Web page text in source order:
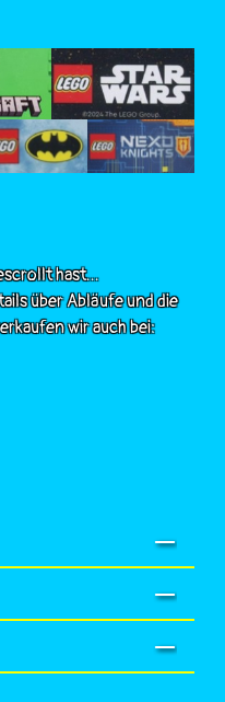
hast...
über Abläufe und die
wir auch bei: